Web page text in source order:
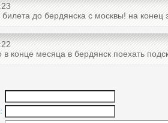
до бердянска с москвы! на конец
конце месяца в бердянск поехать